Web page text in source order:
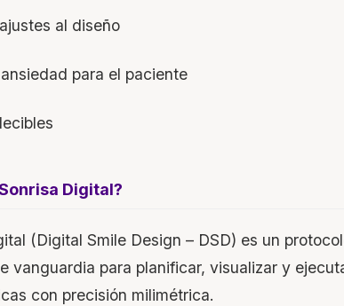
al diseño
para el paciente
Digital?
(Digital Smile Design – DSD) es un
vanguardia para planificar, visualizar y
con precisión milimétrica.